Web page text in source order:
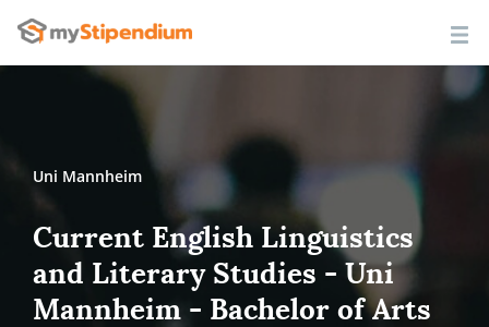
Uni Mannheim
Current English Linguistics
and Literary Studies - Uni
Mannheim - Bachelor of Arts